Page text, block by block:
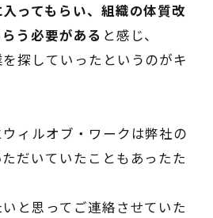
ってもらい、組織の体質改
う必要がある と感じ、
探していったというのがキ
ィルオブ・ワークは弊社の
だいていたこともあったた
と思ってご連絡させていた